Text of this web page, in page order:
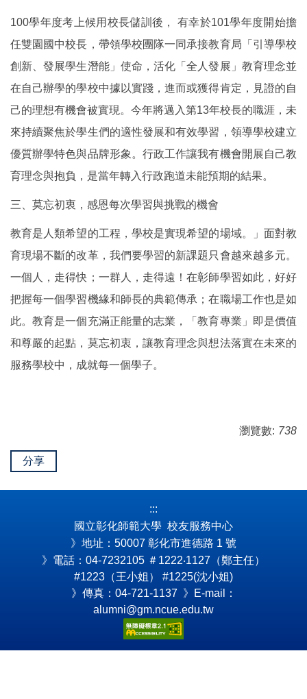
100學年度考上候用校長儲訓後， 有幸於101學年度開始擔
任雙園國中校長，帶領學校團隊一同承接教育局「引導學校
創新、發展學生潛能」使命，活化「全人發展」教育理念並
在自己辦學的學校中據以實踐，進而或獲得肯定，見證的自
己的理想有機會被實現。今年將邁入第13年校長的職涯，未
來持續聚焦於學生們的適性發展和有效學習，領導學校建立
優質辦學特色與品牌形象。行政工作讓我有機會開展自己教
育理念與抱負，是當年轉入行政跑道未能預期的結果。
三、莫忘初衷，感恩每次學習與挑戰的機會
教育是人類希望的工程，學校是實現希望的場域。」面對教
育現場不斷的改革，我們要學習的新課題只會越來越多元。
一個人，走得快；一群人，走得遠！在彰師學習如此，好好
把握每一個學習機緣和師長的典範傳承；在職場工作也是如
此。教育是一個充滿正能量的志業，「教育專業」即是價值
和尊嚴的起點，莫忘初衷，讓教育理念與想法落實在未來的
服務學校中，成就每一個學子。
瀏覽數: 738
分享
:::
國立彰化師範大學 校友服務中心
》地址：50007 彰化市進德路 1 號
》電話：04-7232105 ＃1222‧1127（鄭主任）
#1223（王小姐） #1225(沈小姐)
》傳真：04-721-1137 》E-mail：
alumni@gm.ncue.edu.tw